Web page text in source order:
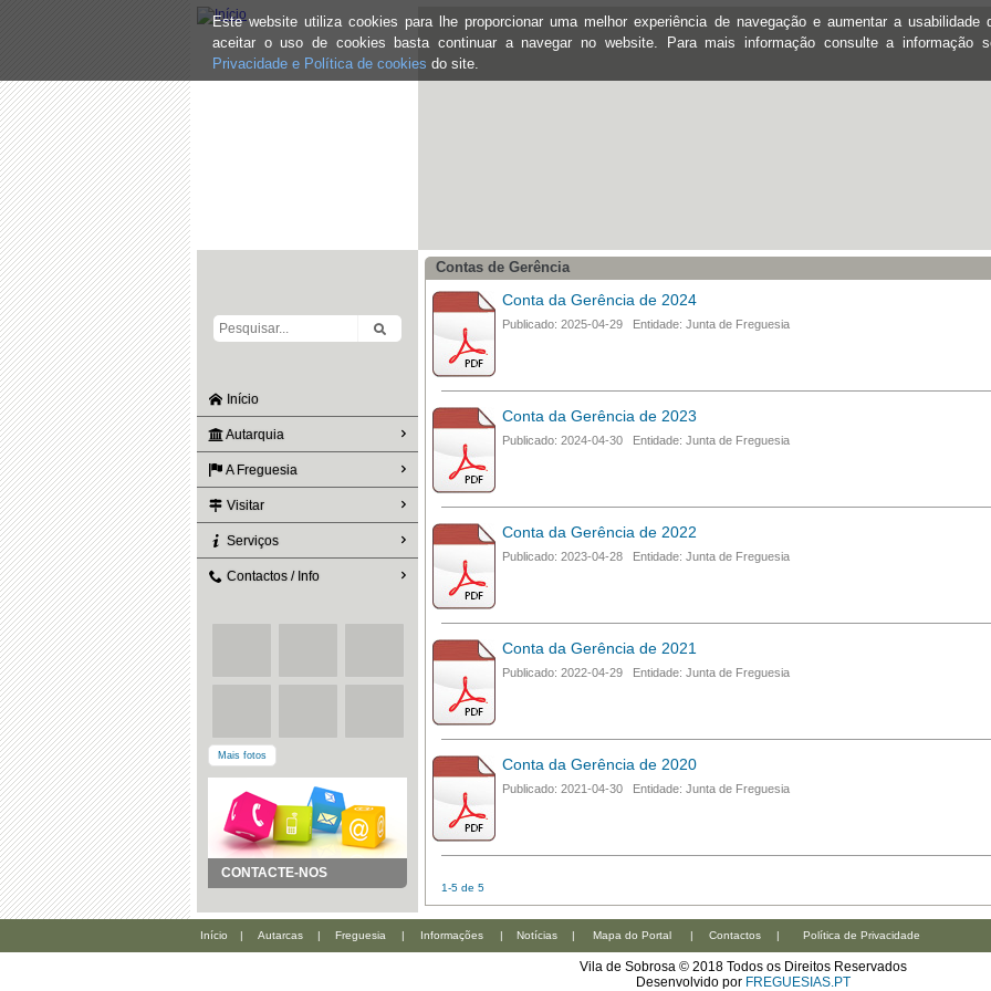
Este website utiliza cookies para lhe proporcionar uma melhor experiência de navegação e aumentar a usabilidade
aceitar o uso de cookies basta continuar a navegar no website. Para mais informação consulte a informação
Privacidade e Política de cookies do site.
Início
Autarquia
A Freguesia
Visitar
Serviços
Contactos / Info
Mais fotos
CONTACTE-NOS
Contas de Gerência
Conta da Gerência de 2024
Publicado: 2025-04-29 Entidade: Junta de Freguesia
Conta da Gerência de 2023
Publicado: 2024-04-30 Entidade: Junta de Freguesia
Conta da Gerência de 2022
Publicado: 2023-04-28 Entidade: Junta de Freguesia
Conta da Gerência de 2021
Publicado: 2022-04-29 Entidade: Junta de Freguesia
Conta da Gerência de 2020
Publicado: 2021-04-30 Entidade: Junta de Freguesia
1-5 de 5
Início | Autarcas | Freguesia | Informações | Notícias | Mapa do Portal | Contactos | Política de Privacidade
Vila de Sobrosa © 2018 Todos os Direitos Reservados
Desenvolvido por FREGUESIAS.PT